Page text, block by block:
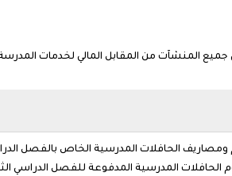
المنشآت من المقابل المالي لخدمات
الحافلات المدرسية المدفوعة للفصل الدراسي